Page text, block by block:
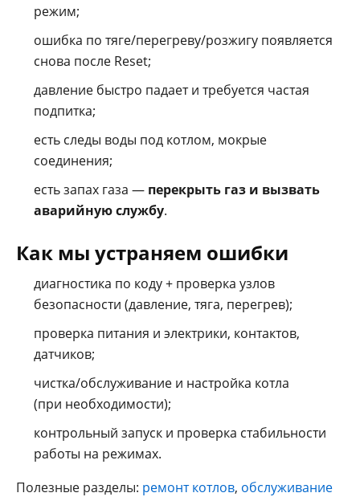
режим;
ошибка по тяге/перегреву/розжигу появляется
снова после Reset;
давление быстро падает и требуется частая
подпитка;
есть следы воды под котлом, мокрые
соединения;
есть запах газа — перекрыть газ и вызвать
аварийную службу.
Как мы устраняем ошибки
диагностика по коду + проверка узлов
безопасности (давление, тяга, перегрев);
проверка питания и электрики, контактов,
датчиков;
чистка/обслуживание и настройка котла
(при необходимости);
контрольный запуск и проверка стабильности
работы на режимах.
Полезные разделы: ремонт котлов, обслуживание